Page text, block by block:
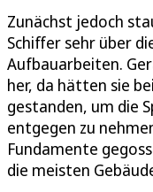
Zunächst jedoch
Schiffer sehr über
Aufbauarbeiten.
her, da hätten sie
gestanden, um die
entgegen zu
Fundamente
die meisten